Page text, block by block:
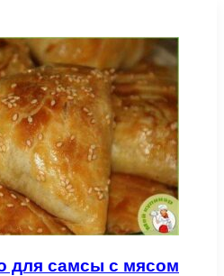
для самсы с мясом